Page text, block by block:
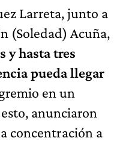
Larreta, junto a
(Soledad) Acuña,
y hasta tres
pueda llegar
en un
anunciaron
concentración a